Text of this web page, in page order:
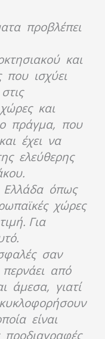
προβλέπει
και
που ισχύει
και
πράγμα, που
έχει να
ελεύθερης
όπως
χώρες
Για
σαν
από
άμεσα, γιατί
είναι
προδιαγραφές